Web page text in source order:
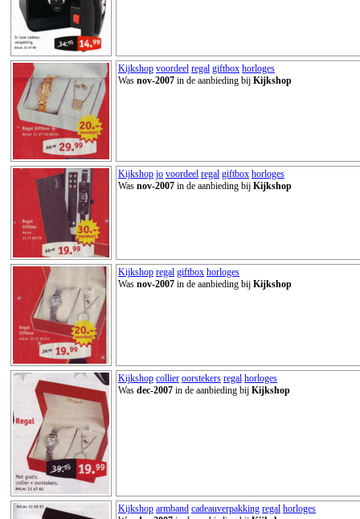
Kijkshop voordeel regal giftbox horloges
Was nov-2007 in de aanbieding bij Kijkshop
Kijkshop jo voordeel regal giftbox horloges
Was nov-2007 in de aanbieding bij Kijkshop
Kijkshop regal giftbox horloges
Was nov-2007 in de aanbieding bij Kijkshop
Kijkshop collier oorstekers regal horloges
Was dec-2007 in de aanbieding bij Kijkshop
Kijkshop armband cadeauverpakking regal horloges